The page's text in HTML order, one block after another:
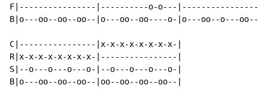
F|----------------|----------o-o---|----------------
B|o---oo--oo--oo--|o---oo--oo----o-|o---oo--o---oo--
C|----------------|x-x-x-x-x-x-x-x-|
R|x-x-x-x-x-x-x-x-|----------------|
S|--o---o---o---o-|--o---o---o---o-|
B|o---oo--oo--oo--|oo--oo--oo--oo--|